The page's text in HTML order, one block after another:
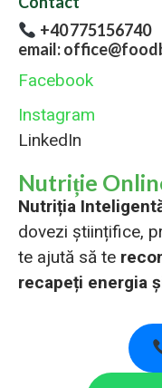
+40 775156740
email:
Facebook
Instagram
LinkedIn
Nutriție
Nutriția
dovezi științifice,
te ajută să te
recapeți energia